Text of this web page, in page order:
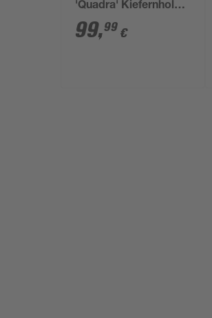
'Quadra' Kiefernholz
90 x 180 cm
99,99 €